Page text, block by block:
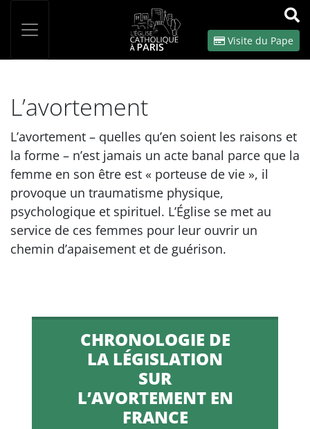
OK
Visite du Pape
L’avortement
L’avortement – quelles qu’en soient les raisons et
la forme – n’est jamais un acte banal parce que la
femme en son être est « porteuse de vie », il
provoque un traumatisme physique,
psychologique et spirituel. L’Église se met au
service de ces femmes pour leur ouvrir un
chemin d’apaisement et de guérison.
CHRONOLOGIE DE
LA LÉGISLATION
SUR
L’AVORTEMENT EN
FRANCE
Panneau de gestion des cookies